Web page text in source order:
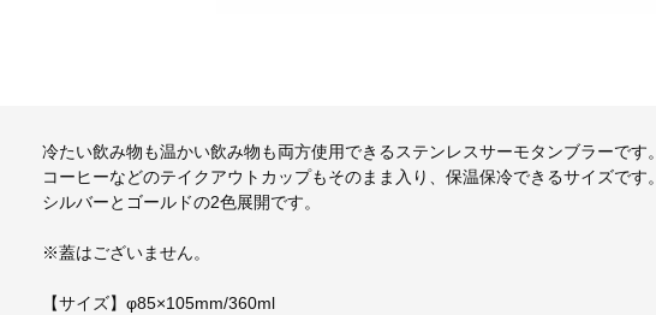
冷たい飲み物も温かい飲み物も両方使用できるステンレスサーモタンブラーです。
コーヒーなどのテイクアウトカップもそのまま入り、保温保冷できるサイズです。
シルバーとゴールドの2色展開です。
※蓋はございません。
【サイズ】φ85×105mm/360ml